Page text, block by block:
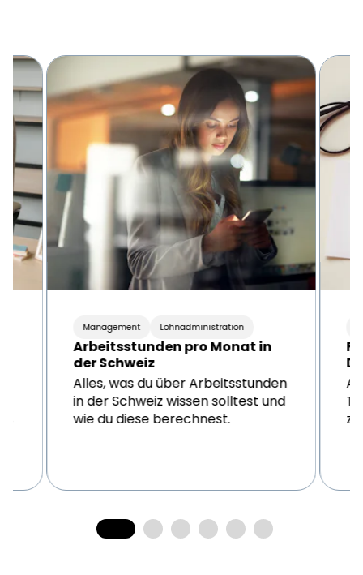
Management Lohnadministration
Arbeitsstunden pro Monat in
der Schweiz
Alles, was du über Arbeitsstunden
in der Schweiz wissen solltest und
wie du diese berechnest.